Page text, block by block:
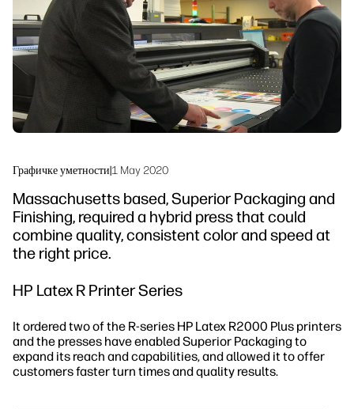
Графичке уметности|1 May 2020
Massachusetts based, Superior Packaging and
Finishing, required a hybrid press that could
combine quality, consistent color and speed at
the right price.
HP Latex R Printer Series
It ordered two of the R-series HP Latex R2000 Plus printers
and the presses have enabled Superior Packaging to
expand its reach and capabilities, and allowed it to offer
customers faster turn times and quality results.